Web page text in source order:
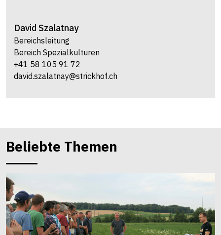
David Szalatnay
Bereichsleitung
Bereich Spezialkulturen
+41 58 105 91 72
david.szalatnay@strickhof.ch
Beliebte Themen